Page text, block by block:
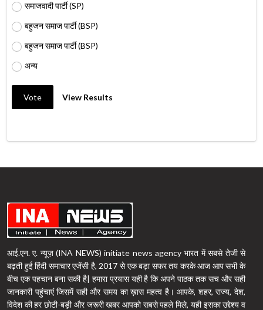
समाजवादी पार्टी (SP)
बहुजन समाज पार्टी (BSP)
बहुजन समाज पार्टी (BSP)
अन्य
Vote View Results
आई.एन. ए. न्यूज़ (INA NEWS) initiate news agency भारत में सबसे तेजी से
बढ़ती हुई हिंदी समाचार एजेंसी है, 2017 से एक बड़ा सफर तय करके आज आप सभी के
बीच एक पहचान बना सकी है| हमारा प्रयास यही है कि अपने पाठक तक सच और सही
जानकारी पहुंचाएं जिसमें सही और समय का ख़ास महत्व है। आपके, शहर, राज्य, देश,
विदेश की हर छोटी-बड़ी और जरूरी खबर आपको सबसे पहले मिले, यही इसका उद्देश्य व